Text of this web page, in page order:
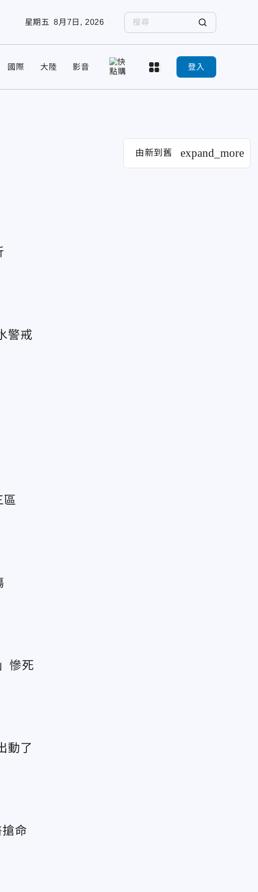
星期五 8月7日, 2026
國際 大陸 影音 登入
由新到舊 expand_more
警戒
區
慘死
動了
命